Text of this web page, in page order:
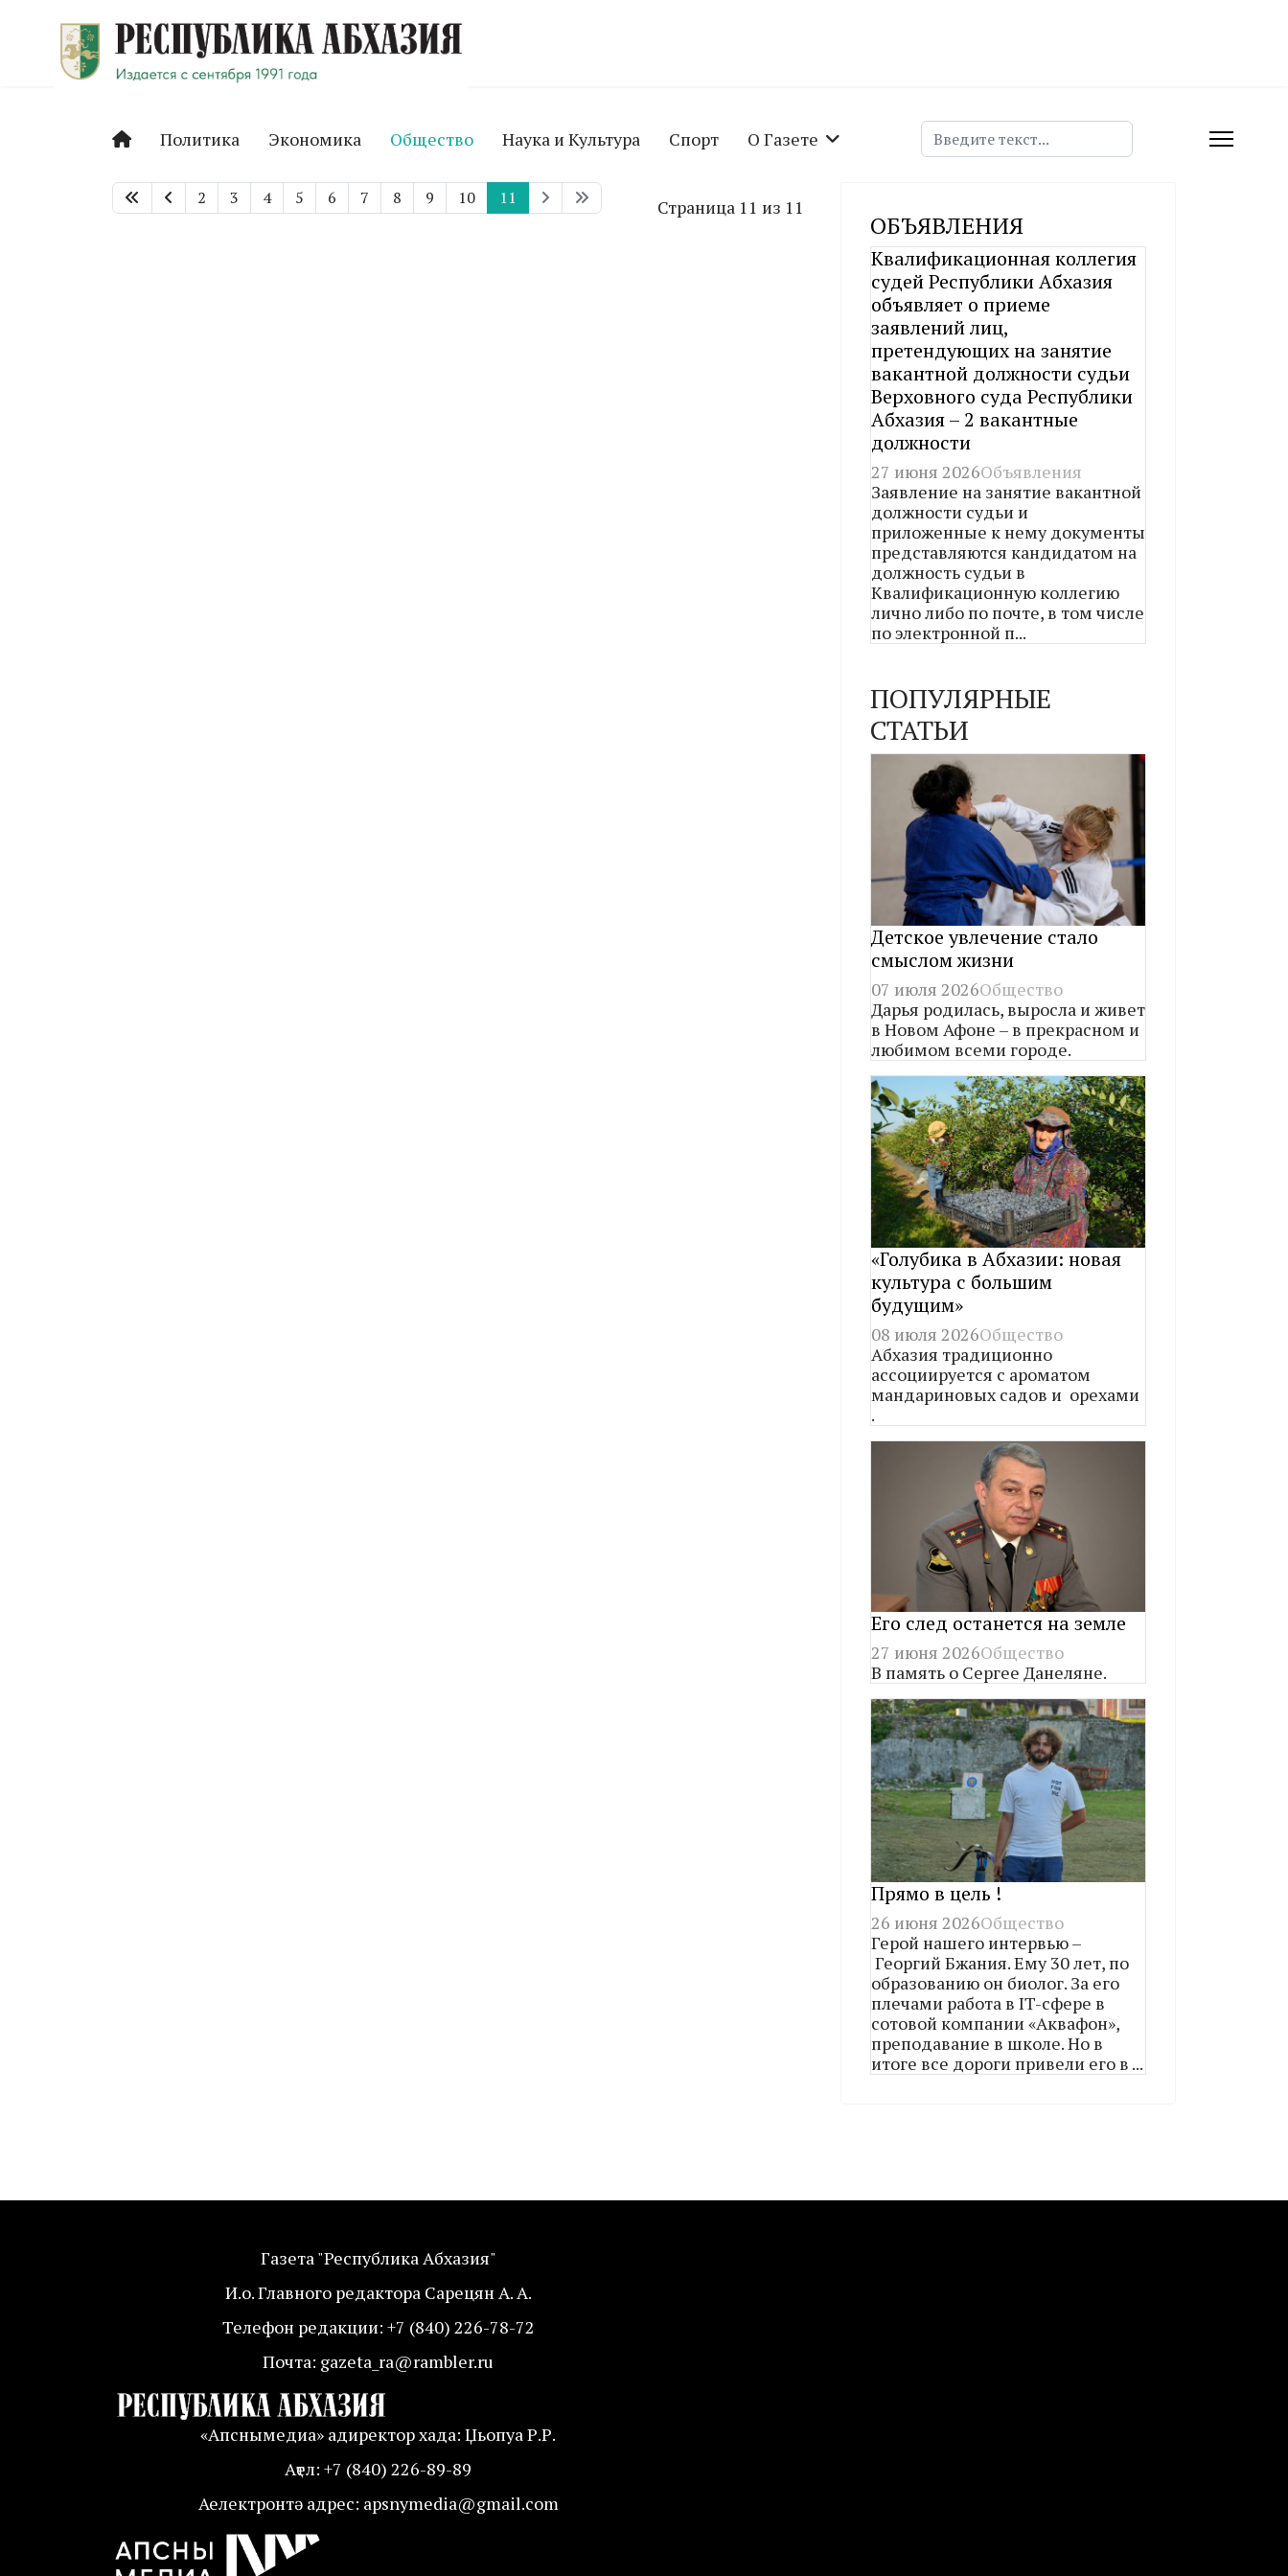
Политика Экономика Общество Наука и Культура Спорт О Газете Поиск
Страница 11 из 11
2 3 4 5 6 7 8 9 10 11
ОБЪЯВЛЕНИЯ
Квалификационная коллегия
судей Республики Абхазия
объявляет о приеме
заявлений лиц,
претендующих на занятие
вакантной должности судьи
Верховного суда Республики
Абхазия – 2 вакантные
должности
27 июня 2026Объявления
Заявление на занятие вакантной
должности судьи и
приложенные к нему документы
представляются кандидатом на
должность судьи в
Квалификационную коллегию
лично либо по почте, в том числе
по электронной п...
ПОПУЛЯРНЫЕ
СТАТЬИ
Детское увлечение стало
смыслом жизни
07 июля 2026Общество
Дарья родилась, выросла и живет
в Новом Афоне – в прекрасном и
любимом всеми городе.
«Голубика в Абхазии: новая
культура с большим
будущим»
08 июля 2026Общество
Абхазия традиционно
ассоциируется с ароматом
мандариновых садов и орехами
.
Его след останется на земле
27 июня 2026Общество
В память о Сергее Данеляне.
Прямо в цель !
26 июня 2026Общество
Герой нашего интервью –
Георгий Бжания. Ему 30 лет, по
образованию он биолог. За его
плечами работа в IT-сфере в
сотовой компании «Аквафон»,
преподавание в школе. Но в
итоге все дороги привели его в ...
Газета "Республика Абхазия"
И.о. Главного редактора Сарецян А. А.
Телефон редакции: +7 (840) 226-78-72
Почта: gazeta_ra@rambler.ru
«Апснымедиа» адиректор хада: Џьопуа Р.Р.
Аҭел: +7 (840) 226-89-89
Аелектронтә адрес: apsnymedia@gmail.com